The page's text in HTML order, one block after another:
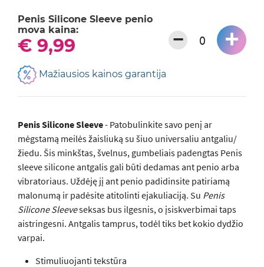
Penis Silicone Sleeve penio
mova kaina:
€ 9,99 − +
Mažiausios kainos garantija
Penis Silicone Sleeve- Patobulinkite savo penį ar
mėgstamą meilės žaisliuką su šiuo universaliu antgaliu/
žiedu. Šis minkštas, švelnus, gumbeliais padengtas Penis
sleeve silicone antgalis gali būti dedamas ant penio arba
vibratoriaus. Uždėję jį ant penio padidinsite patiriamą
malonumą ir padėsite atitolinti ejakuliaciją. Su Penis
Silicone Sleeveseksas bus ilgesnis, o įsiskverbimai taps
aistringesni. Antgalis tamprus, todėl tiks bet kokio dydžio
varpai.
Stimuliuojanti tekstūra